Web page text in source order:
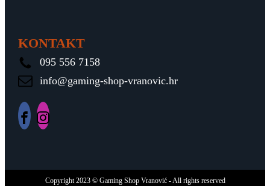
KONTAKT
095 556 7158
info@gaming-shop-vranovic.hr
Copyright2023© Gaming Shop Vranović - All rights reserved